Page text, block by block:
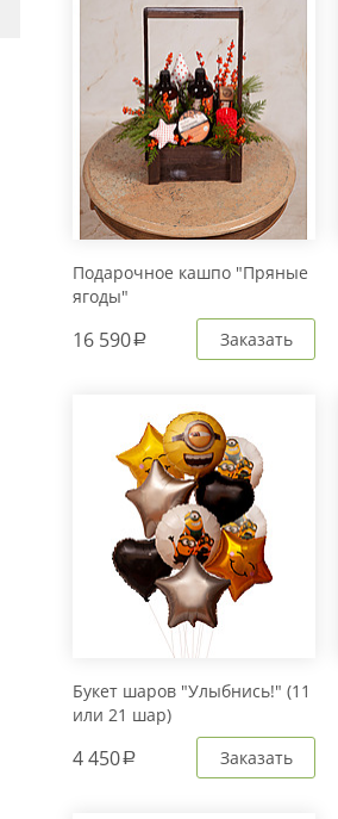
Подарочное кашпо "Пряные
ягоды"
16 590a Заказать
Букет шаров "Улыбнись!" (11
или 21 шар)
4 450a Заказать